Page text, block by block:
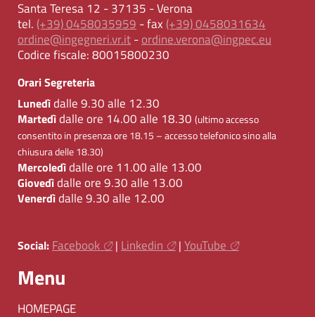
Santa Teresa 12 - 37135 - Verona
tel. (+39) 0458035959 - fax (+39) 0458031634
ordine@ingegneri.vr.it-ordine.verona@ingpec.eu
Codice fiscale:80015800230
Orari Segreteria
Lunedìdalle 9.30 alle 12.30
Martedìdalle ore 14.00 alle 18.30 (ultimo accesso
consentito in presenza ore 18.15 – accesso telefonico sino alla
chiusura delle 18.30)
Mercoledìdalle ore 11.00 alle 13.00
Giovedìdalle ore 9.30 alle 13.00
Venerdìdalle 9.30 alle 12.00
Social: Facebook | Linkedin | YouTube
Menu
HOMEPAGE